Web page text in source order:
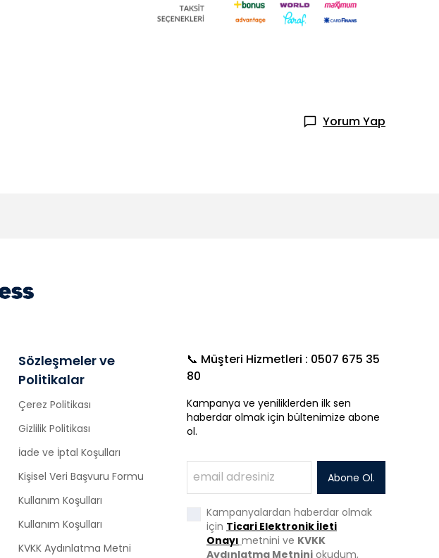
Yorum Yap
Sözleşmeler ve
Politikalar
Çerez Politikası
Gizlilik Politikası
İade ve İptal Koşulları
Kişisel Veri Başvuru Formu
Kullanım Koşulları
Kullanım Koşulları
KVKK Aydınlatma Metni
📞 Müşteri Hizmetleri : 0507 675 35
80
Kampanya ve yeniliklerden ilk sen
haberdar olmak için bültenimize abone
ol.
Abone Ol.
Kampanyalardan haberdar olmak
için Ticari Elektronik İleti
Onayı metnini ve KVKK
Aydınlatma Metnini okudum,